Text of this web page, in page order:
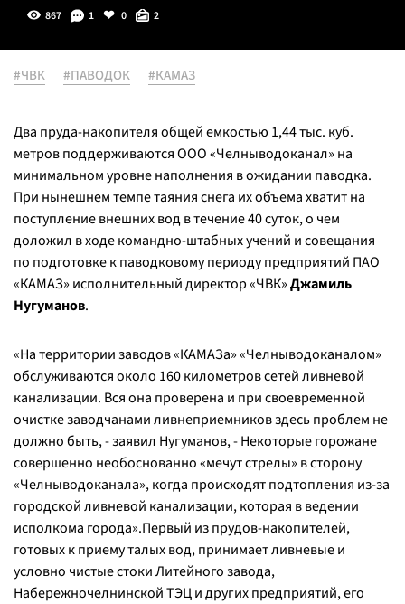
867 1 0 2
#ЧВК #ПАВОДОК #КАМАЗ
Два пруда-накопителя общей емкостью 1,44 тыс. куб.
метров поддерживаются ООО «Челныводоканал» на
минимальном уровне наполнения в ожидании паводка.
При нынешнем темпе таяния снега их объема хватит на
поступление внешних вод в течение 40 суток, о чем
доложил в ходе командно-штабных учений и совещания
по подготовке к паводковому периоду предприятий ПАО
«КАМАЗ» исполнительный директор «ЧВК»Джамиль
Нугуманов.
«На территории заводов «КАМАЗа» «Челныводоканалом»
обслуживаются около 160 километров сетей ливневой
канализации. Вся она проверена и при своевременной
очистке заводчанами ливнеприемников здесь проблем не
должно быть, - заявил Нугуманов, - Некоторые горожане
совершенно необоснованно «мечут стрелы» в сторону
«Челныводоканала», когда происходят подтопления из-за
городской ливневой канализации, которая в ведении
исполкома города».Первый из прудов-накопителей,
готовых к приему талых вод, принимает ливневые и
условно чистые стоки Литейного завода,
Набережночелнинской ТЭЦ и других предприятий, его